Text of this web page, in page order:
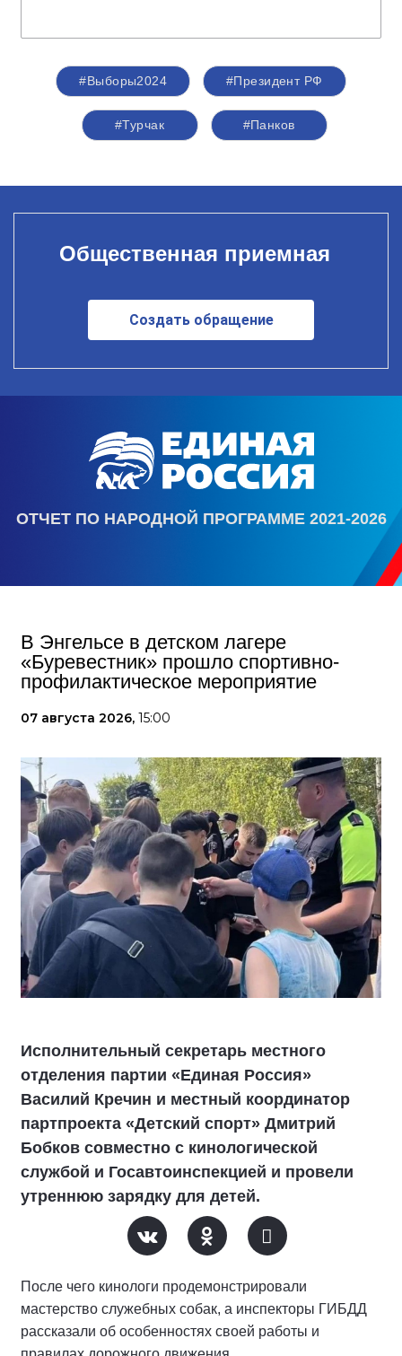
#Выборы2024 #Президент РФ
#Турчак #Панков
Общественная приемная
Создать обращение
ОТЧЕТ ПО НАРОДНОЙ ПРОГРАММЕ 2021-2026
В Энгельсе в детском лагере
«Буревестник» прошло спортивно-
профилактическое мероприятие
07 августа 2026, 15:00
Исполнительный секретарь местного
отделения партии «Единая Россия»
Василий Кречин и местный координатор
партпроекта «Детский спорт» Дмитрий
Бобков совместно с кинологической
службой и Госавтоинспекцией и провели
утреннюю зарядку для детей.
После чего кинологи продемонстрировали
мастерство служебных собак, а инспекторы ГИБДД
рассказали об особенностях своей работы и